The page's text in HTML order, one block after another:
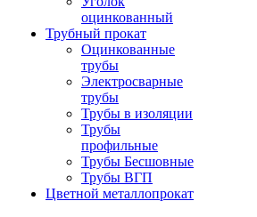
оцинкованный
Трубный прокат
Оцинкованные
трубы
Электросварные
трубы
Трубы в изоляции
Трубы
профильные
Трубы Бесшовные
Трубы ВГП
Цветной металлопрокат